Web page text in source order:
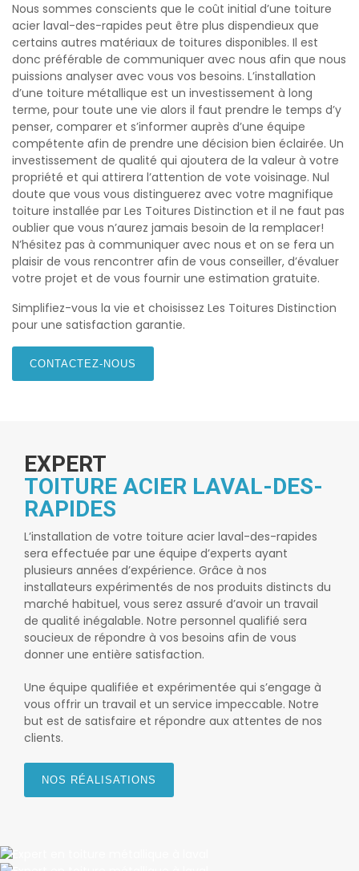
Nous sommes conscients que le coût initial d’une toiture
acier laval-des-rapides peut être plus dispendieux que
certains autres matériaux de toitures disponibles. Il est
donc préférable de communiquer avec nous afin que nous
puissions analyser avec vous vos besoins. L’installation
d’une toiture métallique est un investissement à long
terme, pour toute une vie alors il faut prendre le temps d’y
penser, comparer et s’informer auprès d’une équipe
compétente afin de prendre une décision bien éclairée. Un
investissement de qualité qui ajoutera de la valeur à votre
propriété et qui attirera l’attention de vote voisinage. Nul
doute que vous vous distinguerez avec votre magnifique
toiture installée par Les Toitures Distinction et il ne faut pas
oublier que vous n’aurez jamais besoin de la remplacer!
N’hésitez pas à communiquer avec nous et on se fera un
plaisir de vous rencontrer afin de vous conseiller, d’évaluer
votre projet et de vous fournir une estimation gratuite.
Simplifiez-vous la vie et choisissez Les Toitures Distinction
pour une satisfaction garantie.
CONTACTEZ-NOUS
EXPERT
TOITURE ACIER LAVAL-DES-
RAPIDES
L’installation de votre toiture acier laval-des-rapides
sera effectuée par une équipe d’experts ayant
plusieurs années d’expérience. Grâce à nos
installateurs expérimentés de nos produits distincts du
marché habituel, vous serez assuré d’avoir un travail
de qualité inégalable. Notre personnel qualifié sera
soucieux de répondre à vos besoins afin de vous
donner une entière satisfaction.
Une équipe qualifiée et expérimentée qui s’engage à
vous offrir un travail et un service impeccable. Notre
but est de satisfaire et répondre aux attentes de nos
clients.
NOS RÉALISATIONS